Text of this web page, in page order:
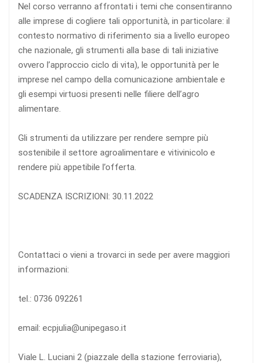
Nel corso verranno affrontati i temi che consentiranno
alle imprese di cogliere tali opportunità, in particolare: il
contesto normativo di riferimento sia a livello europeo
che nazionale, gli strumenti alla base di tali iniziative
ovvero l’approccio ciclo di vita), le opportunità per le
imprese nel campo della comunicazione ambientale e
gli esempi virtuosi presenti nelle filiere dell’agro
alimentare.
Gli strumenti da utilizzare per rendere sempre più
sostenibile il settore agroalimentare e vitivinicolo e
rendere più appetibile l’offerta.
SCADENZA ISCRIZIONI: 30.11.2022
Contattaci o vieni a trovarci in sede per avere maggiori
informazioni:
tel.: 0736 092261
email: ecpjulia@unipegaso.it
Viale L. Luciani 2 (piazzale della stazione ferroviaria),